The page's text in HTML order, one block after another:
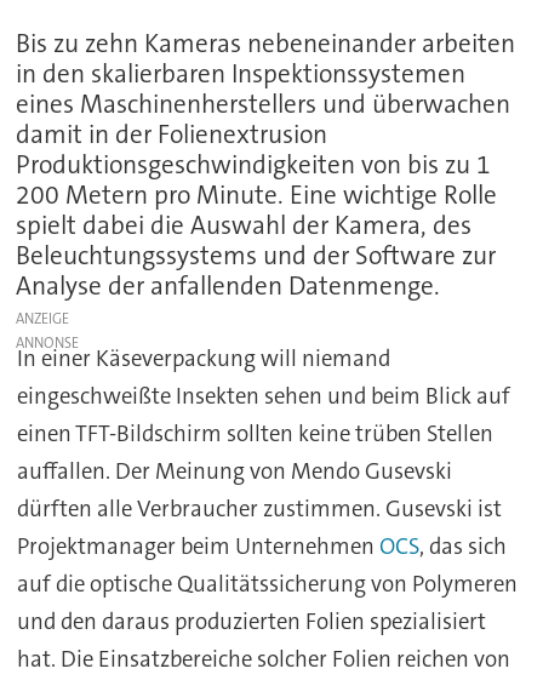
Bis zu zehn Kameras nebeneinander arbeiten
in den skalierbaren Inspektionssystemen
eines Maschinenherstellers und überwachen
damit in der Folienextrusion
Produktionsgeschwindigkeiten von bis zu 1
200 Metern pro Minute. Eine wichtige Rolle
spielt dabei die Auswahl der Kamera, des
Beleuchtungssystems und der Software zur
Analyse der anfallenden Datenmenge.
ANZEIGE
In einer Käseverpackung will niemand
eingeschweißte Insekten sehen und beim Blick auf
einen TFT-Bildschirm sollten keine trüben Stellen
auffallen. Der Meinung von Mendo Gusevski
dürften alle Verbraucher zustimmen. Gusevski ist
Projektmanager beim Unternehmen OCS, das sich
auf die optische Qualitätssicherung von Polymeren
und den daraus produzierten Folien spezialisiert
hat. Die Einsatzbereiche solcher Folien reichen von